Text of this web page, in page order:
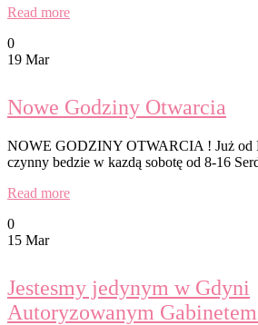
Read more
0
19 Mar
Nowe Godziny Otwarcia
NOWE GODZINY OTWARCIA ! Już od
czynny bedzie w kazdą sobotę od 8-16
Read more
0
15 Mar
Jestesmy jedynym w Gdyni
Autoryzowanym